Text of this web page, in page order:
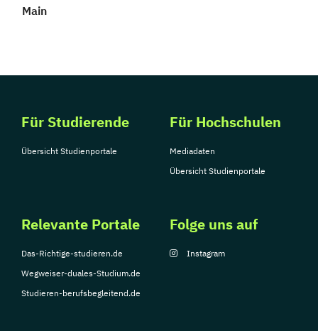
Main
Für Studierende
Übersicht Studienportale
Für Hochschulen
Mediadaten
Übersicht Studienportale
Relevante Portale
Das-Richtige-studieren.de
Wegweiser-duales-Studium.de
Studieren-berufsbegleitend.de
Folge uns auf
Instagram